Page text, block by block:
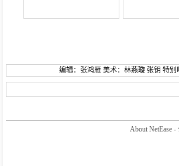
编辑：张鸿雁 美术：林燕璇 张钥 特别
About NetEase -